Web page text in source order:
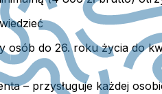
osób do 26. roku życia do
– przysługuje każdej